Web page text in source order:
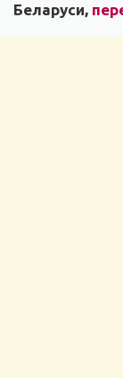
Беларуси,